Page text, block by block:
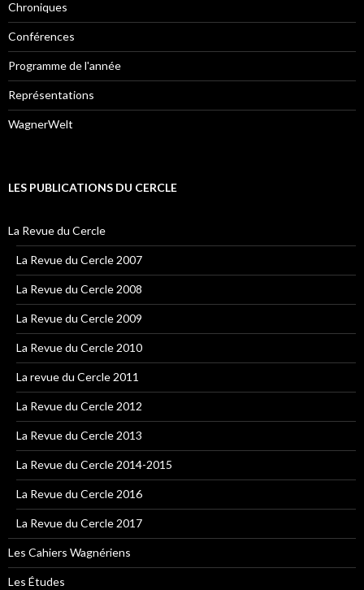
Chroniques
Conférences
Programme de l'année
Représentations
WagnerWelt
LES PUBLICATIONS DU CERCLE
La Revue du Cercle
La Revue du Cercle 2007
La Revue du Cercle 2008
La Revue du Cercle 2009
La Revue du Cercle 2010
La revue du Cercle 2011
La Revue du Cercle 2012
La Revue du Cercle 2013
La Revue du Cercle 2014-2015
La Revue du Cercle 2016
La Revue du Cercle 2017
Les Cahiers Wagnériens
Les Études